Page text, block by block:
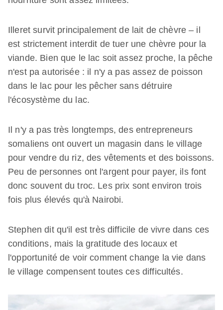
Illeret survit principalement de lait de chèvre – il
est strictement interdit de tuer une chèvre pour la
viande. Bien que le lac soit assez proche, la pêche
n'est pa autorisée : il n'y a pas assez de poisson
dans le lac pour les pêcher sans détruire
l'écosystème du lac.
Il n'y a pas très longtemps, des entrepreneurs
somaliens ont ouvert un magasin dans le village
pour vendre du riz, des vêtements et des boissons.
Peu de personnes ont l'argent pour payer, ils font
donc souvent du troc. Les prix sont environ trois
fois plus élevés qu'à Nairobi.
Stephen dit qu'il est très difficile de vivre dans ces
conditions, mais la gratitude des locaux et
l'opportunité de voir comment change la vie dans
le village compensent toutes ces difficultés.